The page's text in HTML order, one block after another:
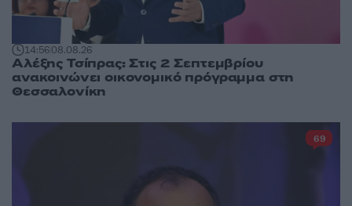
14:5608.08.26
Αλέξης Τσίπρας: Στις 2 Σεπτεμβρίου
ανακοινώνει οικονομικό πρόγραμμα στη
Θεσσαλονίκη
69